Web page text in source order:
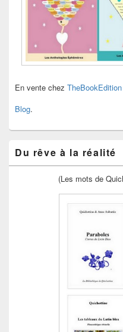
En vente chez TheBookEdition
Blog.
Du rêve à la réalité
(Les mots de